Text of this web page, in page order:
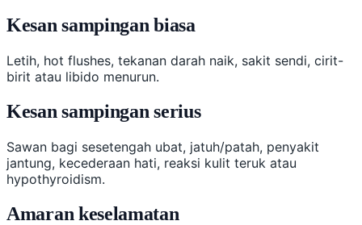
Kesan sampingan biasa
Letih, hot flushes, tekanan darah naik, sakit sendi, cirit-
birit atau libido menurun.
Kesan sampingan serius
Sawan bagi sesetengah ubat, jatuh/patah, penyakit
jantung, kecederaan hati, reaksi kulit teruk atau
hypothyroidism.
Amaran keselamatan